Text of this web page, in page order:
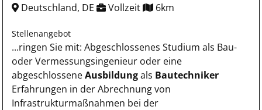
Deutschland, DE Vollzeit 6km
Stellenangebot
...ringen Sie mit: Abgeschlossenes Studium als Bau-
oder Vermessungsingenieur oder eine
abgeschlosseneAusbildungals Bautechniker
Erfahrungen in der Abrechnung von
Infrastrukturmaßnahmen bei der